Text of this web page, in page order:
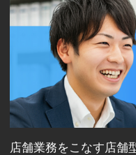
店舗業務をこなす店舗